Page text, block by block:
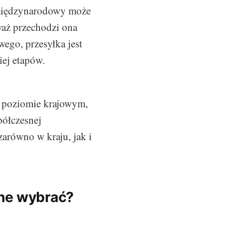
może
przechodzi ona
przesyłka jest
etapów.
krajowym,
w kraju, jak i
wybrać?